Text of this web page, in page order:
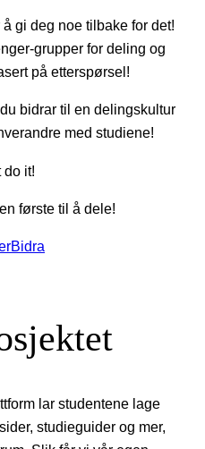
gi deg noe tilbake for det!
grupper for deling og
på etterspørsel!
bidrar til en delingskultur
med studiene!
do it!
første til å dele!
Bidra
lar studentene lage
studieguider og mer,